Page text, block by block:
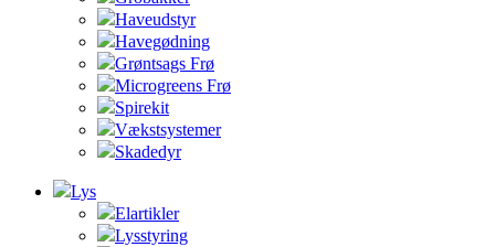
Haveudstyr
Havegødning
Grøntsags Frø
Microgreens Frø
Spirekit
Vækstsystemer
Skadedyr
Lys
Elartikler
Lysstyring